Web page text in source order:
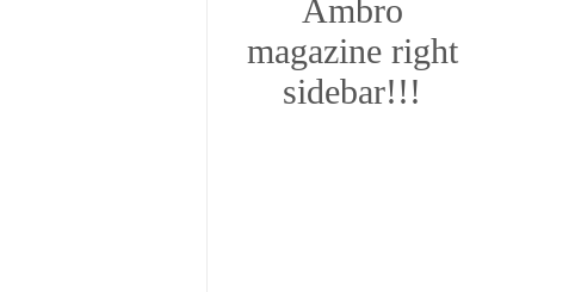
Ambro
magazine right
sidebar!!!